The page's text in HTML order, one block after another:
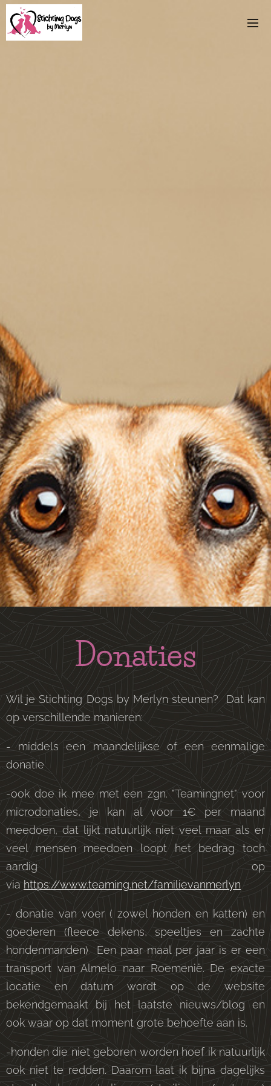
Donaties
Wil je Stichting Dogs by Merlyn steunen? Dat kan
op verschillende manieren:
- middels een maandelijkse of een eenmalige
donatie
-ook doe ik mee met een zgn. "Teamingnet" voor
microdonaties, je kan al voor 1€ per maand
meedoen, dat lijkt natuurlijk niet veel maar als er
veel mensen meedoen loopt het bedrag toch
aardig op
via https://www.teaming.net/familievanmerlyn
- donatie van voer ( zowel honden en katten) en
goederen (fleece dekens, speeltjes en zachte
hondenmanden) Een paar maal per jaar is er een
transport van Almelo naar Roemenië. De exacte
locatie en datum wordt op de website
bekendgemaakt bij het laatste nieuws/blog en
ook waar op dat moment grote behoefte aan is.
-honden die niet geboren worden hoef ik natuurlijk
ook niet te redden. Daarom laat ik bijna dagelijks